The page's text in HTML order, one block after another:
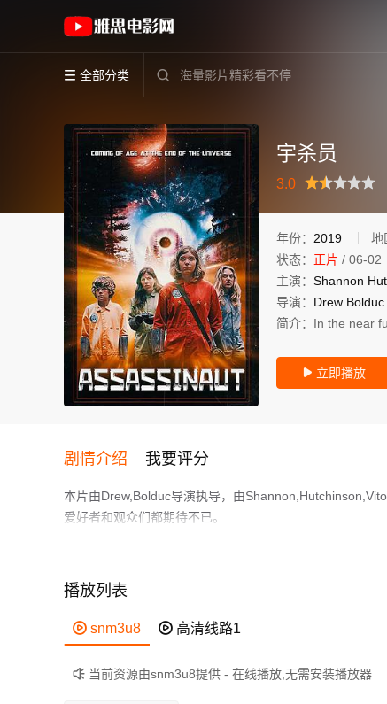
 全部分类 
《宇杀员》(2019)美国英语高清电影免费在线
宇杀员
3.0
很差 较差还行 推荐力荐
年份： 2019 地
状态： 正片 / 06-02
主演： Shannon
导演： Drew Bolduc
简介： In the near
 立即播放
剧情介绍 我要评分
本片由Drew,Bolduc导演执导，由
爱好者和观众们都期待不已。
In the near future, aliens have invaded Earth and
history forever.
作为一部 上映的恐怖电影，在当期同类题材影片中具有一
鲜明，适合喜欢恐怖类电影的观众观看。
播放列表
 snm3u8  高清线路1
 当前资源由snm3u8提供 - 在线播放,无需安装播放器